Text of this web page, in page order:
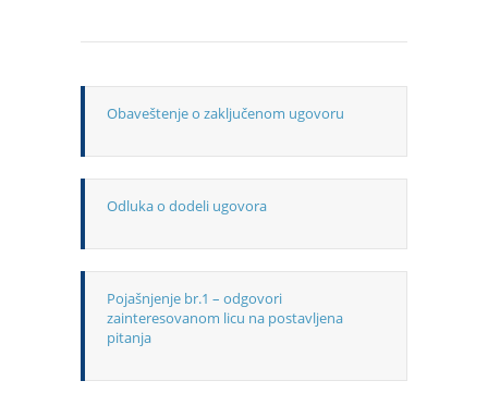
Obaveštenje o zaključenom ugovoru
Odluka o dodeli ugovora
Pojašnjenje br.1 – odgovori
zainteresovanom licu na postavlјena
pitanja